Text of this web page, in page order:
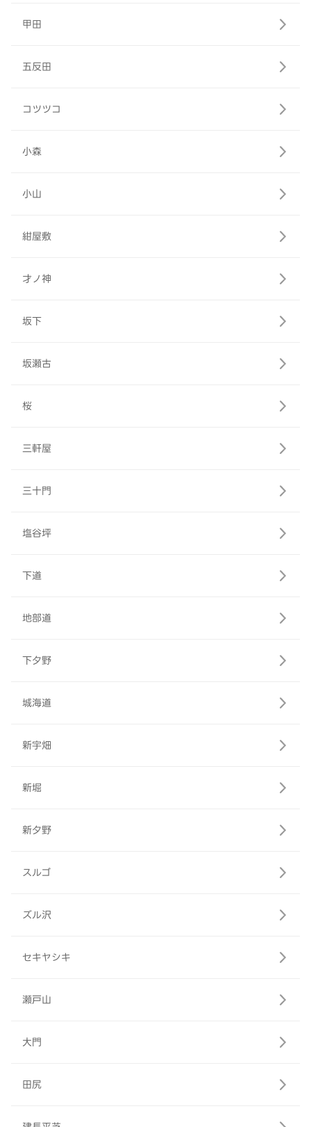
甲田
五反田
コツツコ
小森
小山
紺屋敷
才ノ神
坂下
坂瀬古
桜
三軒屋
三十門
塩谷坪
下道
地部道
下夕野
城海道
新宇畑
新堀
新夕野
スルゴ
ズル沢
セキヤシキ
瀬戸山
大門
田尻